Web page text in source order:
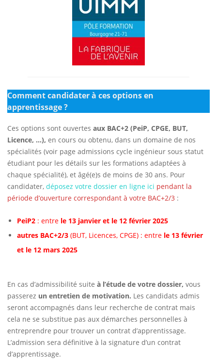
Comment candidater à ces options en
apprentissage ?
Ces options sont ouvertes aux BAC+2 (PeiP, CPGE, BUT,
Licence, …), en cours ou obtenu, dans un domaine de nos
spécialités (voir page admissions cycle ingénieur sous statut
étudiant pour les détails sur les formations adaptées à
chaque spécialité), et âgé(e)s de moins de 30 ans. Pour
candidater, déposez votre dossier en ligne ici pendant la
période d’ouverture correspondant à votre BAC+2/3 :
PeiP2 : entre le 13 janvier et le 12 février 2025
autres BAC+2/3 (BUT, Licences, CPGE) : entre le 13 février
et le 12 mars 2025
En cas d’admissibilité suite à l’étude de votre dossier, vous
passerez un entretien de motivation. Les candidats admis
seront accompagnés dans leur recherche de contrat mais
cela ne se substitue pas aux démarches personnelles à
entreprendre pour trouver un contrat d’apprentissage.
L’admission sera définitive à la signature d’un contrat
d’apprentissage.